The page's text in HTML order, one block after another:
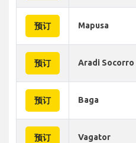
预订 Mapusa
预订 Aradi Socorro
预订 Baga
预订 Vagator